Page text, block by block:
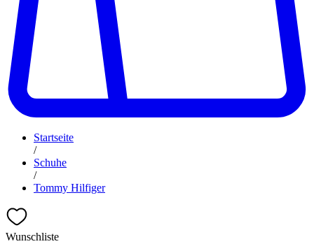
Startseite
/
Schuhe
/
Tommy Hilfiger
Wunschliste